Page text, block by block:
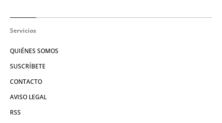
Servicios
QUIÉNES SOMOS
SUSCRÍBETE
CONTACTO
AVISO LEGAL
RSS